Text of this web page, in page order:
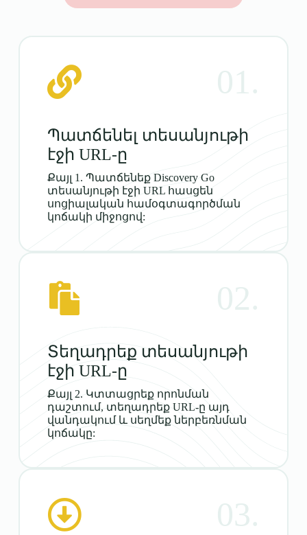
01.
Պատճենել տեսանյութի
էջի URL-ը
Քայլ 1. Պատճենեք Discovery Go
տեսանյութի էջի URL հասցեն
սոցիալական համօգտագործման
կոճակի միջոցով:
02.
Տեղադրեք տեսանյութի
էջի URL-ը
Քայլ 2. Կտտացրեք որոնման
դաշտում, տեղադրեք URL-ը այդ
վանդակում և սեղմեք ներբեռնման
կոճակը:
03.